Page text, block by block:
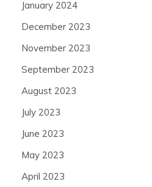
January 2024
December 2023
November 2023
September 2023
August 2023
July 2023
June 2023
May 2023
April 2023